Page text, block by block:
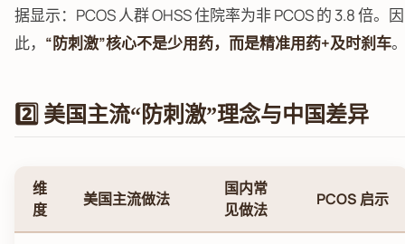
据显示：PCOS 人群 OHSS 住院率为非 PCOS 的 3.8 倍。因
此， “防刺激”核心不是少用药，而是精准用药+及时刹车
2️⃣ 美国主流“防刺激”理念与中国差异
维
度
美国主流做法
国内常
见做法
PCOS 启示